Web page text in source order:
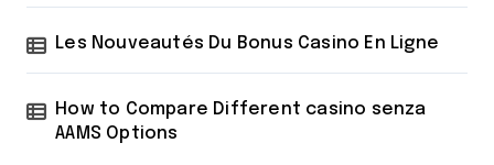
Les Nouveautés Du Bonus Casino En Ligne
How to Compare Different casino senza
AAMS Options